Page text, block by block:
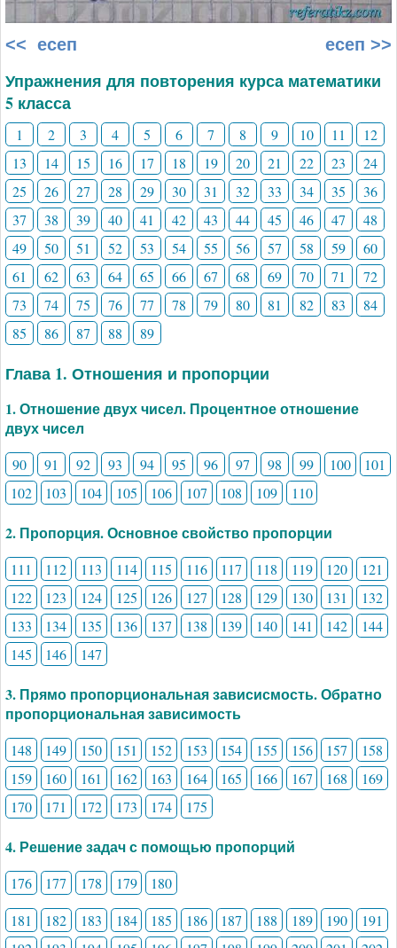
<< есеп есеп >>
Упражнения для повторения курса математики
5 класса
1 2 3 4 5 6 7 8 9 10 11
12
13
14 15 16 17 18 19 20 21 22 23
24
25
26 27 28 29 30 31 32 33 34 35
36
37
38 39 40 41 42 43 44 45 46 47
48
49
50 51 52 53 54 55 56 57 58 59
60
61
62 63 64 65 66 67 68 69 70 71
72
73
74 75 76 77 78 79 80 81 82 83
84
85
86 87 88 89
Глава 1. Отношения и пропорции
1. Отношение двух чисел. Процентное отношение
двух чисел
90 91 92 93 94 95 96 97 98 99 100
101
102
103 104 105 106 107 108 109 110
2. Пропорция. Основное свойство пропорции
111 112 113 114 115 116 117 118 119 120
121
122
123 124 125 126 127 128 129 130 131
132
133
134 135 136 137 138 139 140 141 142
144
145
146 147
3. Прямо пропорциональная зависисмость. Обратно
пропорциональная зависимость
148 149 150 151 152 153 154 155 156 157
158
159
160 161 162 163 164 165 166 167 168
169
170
171 172 173 174 175
4. Решение задач с помощью пропорций
176 177 178 179
180
181
182 183 184 185 186 187 188 189 190
191